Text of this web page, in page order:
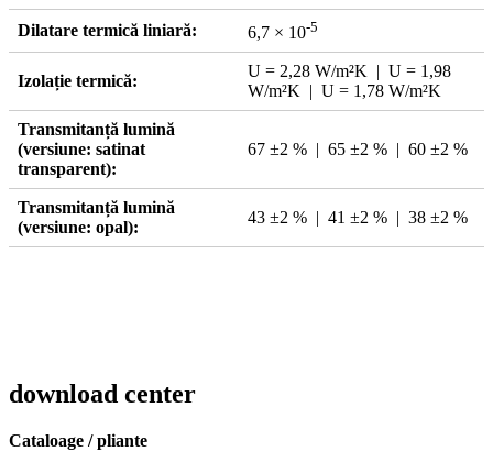
Dilatare termică liniară: 6,7 × 10-5
Izolație termică:
U = 2,28 W/m²K | U = 1,98
W/m²K | U = 1,78 W/m²K
Transmitanță lumină
(versiune: satinat
transparent):
67 ±2 % | 65 ±2 % | 60 ±2 %
Transmitanță lumină
(versiune: opal):
43 ±2 % | 41 ±2 % | 38 ±2 %
download center
Cataloage / pliante